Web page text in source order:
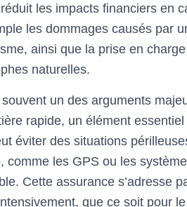
les impacts financiers en
les dommages causés par
ainsi que la prise en
naturelles.
un des arguments
rapide, un élément
éviter des situations
comme les GPS ou les
Cette assurance s’adresse
que ce soit pour